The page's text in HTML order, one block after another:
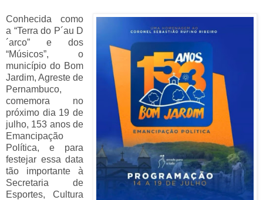
Conhecida como
a “Terra do P´au D
´arco” e dos
“Músicos”, o
município do Bom
Jardim, Agreste de
Pernambuco,
comemora no
próximo dia 19 de
julho, 153 anos de
Emancipação
Política, e para
festejar essa data
tão importante à
Secretaria de
Esportes, Cultura